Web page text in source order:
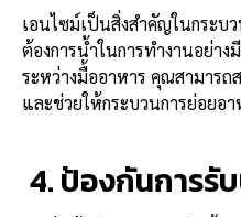
เอนไซม์เป็นสิ่งสำคัญในกระบ
ต้องการน้ำในการทำงานอย่า
ระหว่างมื้ออาหาร คุณสามาร
และช่วยให้กระบวนการย่อยอ
4. ป้องกันการรั